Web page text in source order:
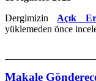
Dergimizin Açık
yüklemeden önce
Makale